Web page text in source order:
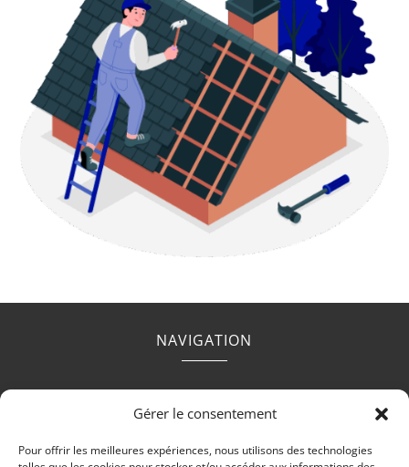
Gérer le consentement
Pour offrir les meilleures expériences, nous utilisons des technologies
NAVIGATION
Accueil Contact Mentions légales
Secteurs
Plan du site